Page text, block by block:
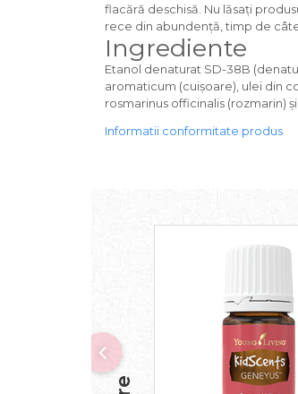
flacără deschisă. Nu lăsați
rece din abundenţă, timp de
Ingrediente
Etanol denaturat SD-38B
aromaticum (cuișoare), ulei din
rosmarinus officinalis (rozmarin)
Informatii conformitate produs